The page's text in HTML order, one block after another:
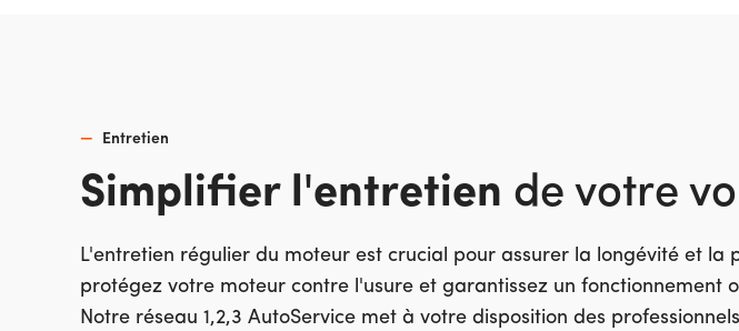
Entretien
Simplifier l'entretien de votre
L'entretien régulier du moteur est crucial pour assurer la longévité et
protégez votre moteur contre l'usure et garantissez un fonctionnement
Notre réseau 1,2,3 AutoService met à votre disposition des